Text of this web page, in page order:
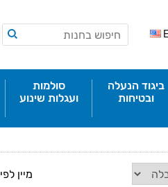
ביגוד הנעלה
ובטיחות
סולמות
ועגלות שינוע
מיין לפי